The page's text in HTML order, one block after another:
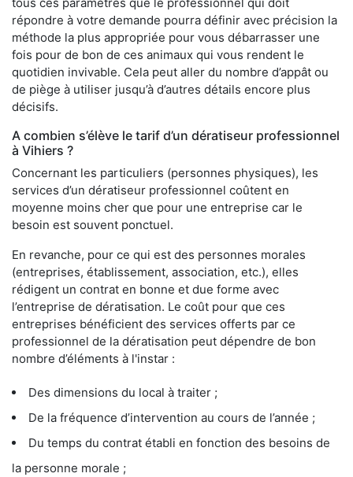
tous ces paramètres que le professionnel qui doit
répondre à votre demande pourra définir avec précision la
méthode la plus appropriée pour vous débarrasser une
fois pour de bon de ces animaux qui vous rendent le
quotidien invivable. Cela peut aller du nombre d’appât ou
de piège à utiliser jusqu’à d’autres détails encore plus
décisifs.
A combien s’élève le tarif d’un dératiseur professionnel
à Vihiers ?
Concernant les particuliers (personnes physiques), les
services d’un dératiseur professionnel coûtent en
moyenne moins cher que pour une entreprise car le
besoin est souvent ponctuel.
En revanche, pour ce qui est des personnes morales
(entreprises, établissement, association, etc.), elles
rédigent un contrat en bonne et due forme avec
l’entreprise de dératisation. Le coût pour que ces
entreprises bénéficient des services offerts par ce
professionnel de la dératisation peut dépendre de bon
nombre d’éléments à l'instar :
Des dimensions du local à traiter ;
De la fréquence d’intervention au cours de l’année ;
Du temps du contrat établi en fonction des besoins de
la personne morale ;